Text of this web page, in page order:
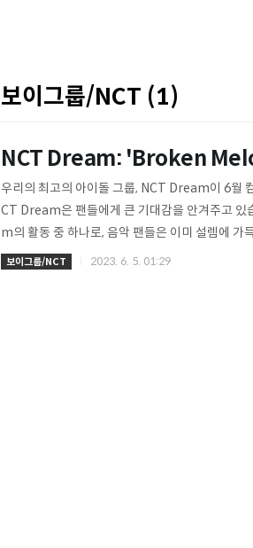
보이그룹/NCT (1)
NCT Dream: 'Broken
우리의 최고의 아이돌 그룹, NCT Dream이 6
CT Dream은 팬들에게 큰 기대감을 안겨주고 있
m의 활동 중 하나로, 음악 팬들은 이미 설렘에 가
T Dream은 SM 엔터테인먼트의 소속 그룹으로,
보이그룹/NCT 2023. 6. 5. 01:29